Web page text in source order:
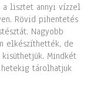
a lisztet annyi vízzel
Rövid pihentetés
Nagyobb
elkészíthették, de
kisüthetjük. Mindkét
tárolhatjuk